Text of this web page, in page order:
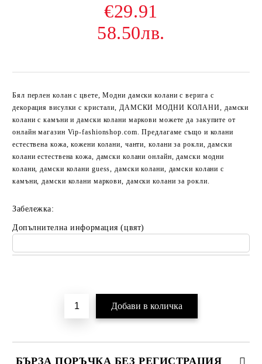
€29.91
58.50лв.
Бял перлен колан с цвете, Модни дамски колани с верига с
декорация висулки с кристали, ДАМСКИ МОДНИ КОЛАНИ, дамски
колани с камъни и дамски колани маркови можете да закупите от
онлайн магазин Vip-fashionshop.com. Предлагаме също и колани
естествена кожа, кожени колани, чанти, колани за рокли, дамски
колани естествена кожа, дамски колани онлайн, дамски модни
колани, дамски колани guess, дамски колани, дамски колани с
камъни, дамски колани маркови, дамски колани за рокли.
Забележка:
Допълнителна информация (цвят)
БЪРЗА ПОРЪЧКА БЕЗ РЕГИСТРАЦИЯ